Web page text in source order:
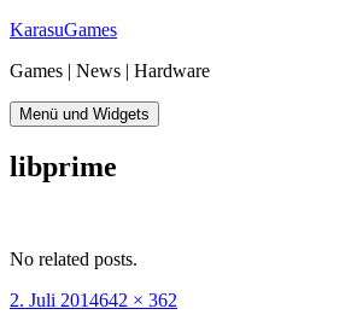
Zum
springen
KarasuGames
Games | News | Hardware
Menü und Widgets
libprime
No related posts.
Veröffentlicht
2. Juli 2014Originalgröße
642 × 362